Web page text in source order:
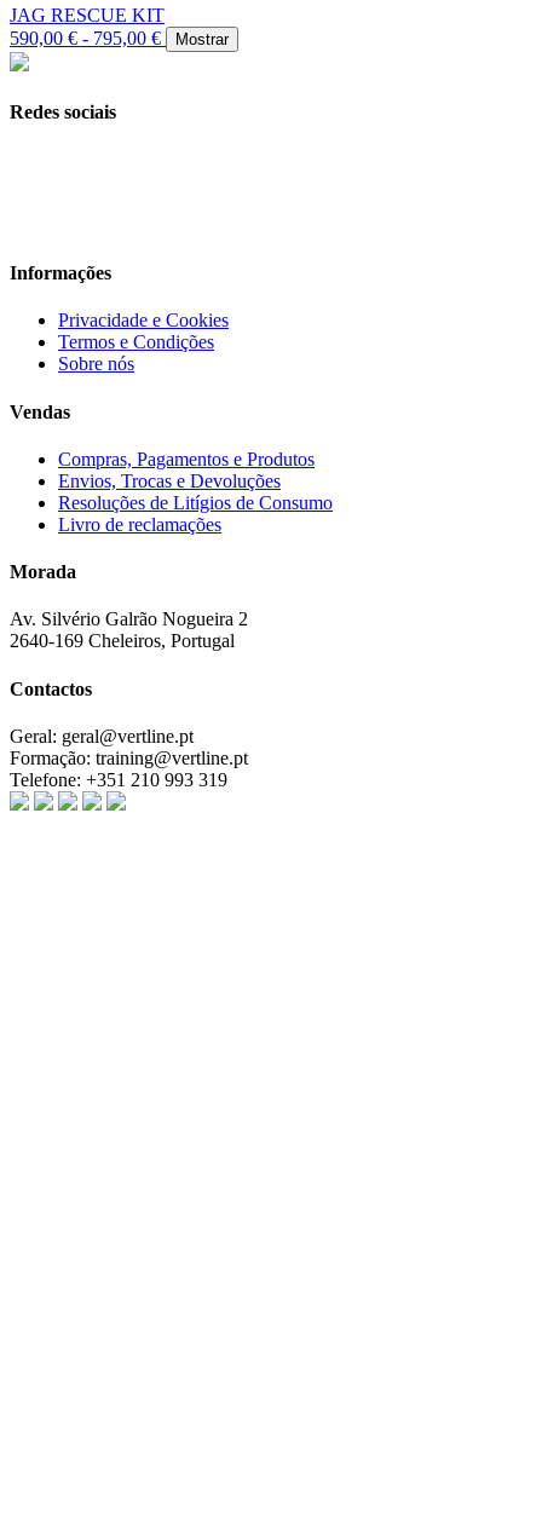
JAG RESCUE KIT
590,00 € - 795,00 €
Mostrar
Redes sociais
Informações
Privacidade e Cookies
Termos e Condições
Sobre nós
Vendas
Compras, Pagamentos e Produtos
Envios, Trocas e Devoluções
Resoluções de Litígios de Consumo
Livro de reclamações
Morada
Av. Silvério Galrão Nogueira 2
2640-169 Cheleiros, Portugal
Contactos
Geral: geral@vertline.pt
Formação: training@vertline.pt
Telefone: +351 210 993 319